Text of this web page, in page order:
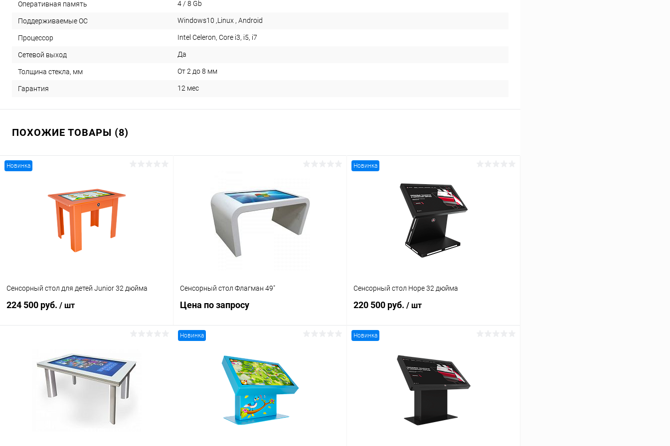
Оперативная память 4 / 8 Gb
Поддерживаемые ОС Windows10 ,Linux , Android
Процессор Intel Celeron, Core i3, i5, i7
Сетевой выход Да
Толщина стекла, мм От 2 до 8 мм
Гарантия 12 мес
ПОХОЖИЕ ТОВАРЫ (8)
Новинка
Сенсорный стол для детей Junior 32 дюйма
224 500 руб. / шт
Купить в 1 клик Сравнение
В избранное Под заказ
Сенсорный стол Флагман 49"
Цена по запросу
Запросить цену
Купить в 1 клик Сравнение
Новинка
Сенсорный стол Hope 32 дюйма
220 500 руб. / шт
Купить в 1 клик Сравнение
Под заказ
Новинка Новинка